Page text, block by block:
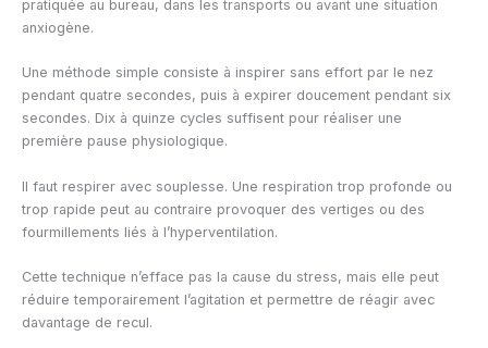
pratiquée au bureau, dans les transports ou avant une situation
anxiogène.
Une méthode simple consiste à inspirer sans effort par le nez
pendant quatre secondes, puis à expirer doucement pendant six
secondes. Dix à quinze cycles suffisent pour réaliser une
première pause physiologique.
Il faut respirer avec souplesse. Une respiration trop profonde ou
trop rapide peut au contraire provoquer des vertiges ou des
fourmillements liés à l’hyperventilation.
Cette technique n’efface pas la cause du stress, mais elle peut
réduire temporairement l’agitation et permettre de réagir avec
davantage de recul.